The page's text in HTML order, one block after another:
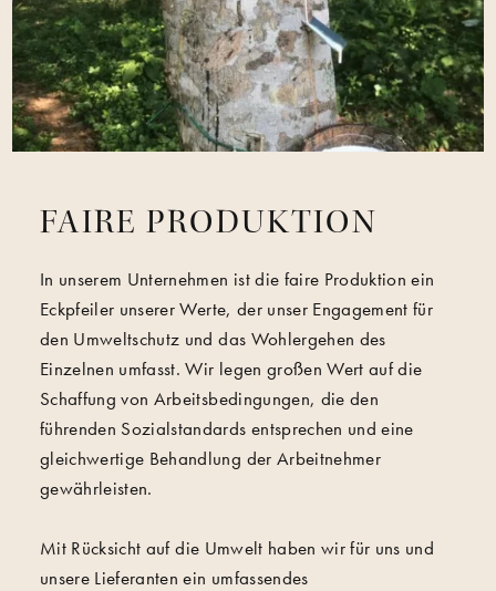
FAIRE PRODUKTION
In unserem Unternehmen ist die faire Produktion ein
Eckpfeiler unserer Werte, der unser Engagement für
den Umweltschutz und das Wohlergehen des
Einzelnen umfasst. Wir legen großen Wert auf die
Schaffung von Arbeitsbedingungen, die den
führenden Sozialstandards entsprechen und eine
gleichwertige Behandlung der Arbeitnehmer
gewährleisten.
Mit Rücksicht auf die Umwelt haben wir für uns und
unsere Lieferanten ein umfassendes